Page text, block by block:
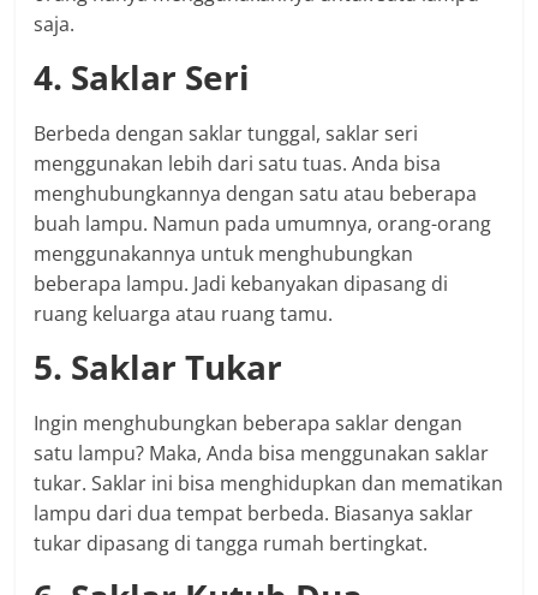
saja.
4. Saklar Seri
Berbeda dengan saklar tunggal, saklar seri
menggunakan lebih dari satu tuas. Anda bisa
menghubungkannya dengan satu atau beberapa
buah lampu. Namun pada umumnya, orang-orang
menggunakannya untuk menghubungkan
beberapa lampu. Jadi kebanyakan dipasang di
ruang keluarga atau ruang tamu.
5. Saklar Tukar
Ingin menghubungkan beberapa saklar dengan
satu lampu? Maka, Anda bisa menggunakan saklar
tukar. Saklar ini bisa menghidupkan dan mematikan
lampu dari dua tempat berbeda. Biasanya saklar
tukar dipasang di tangga rumah bertingkat.